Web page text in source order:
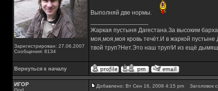
Зарегистрирован: 27.06.2007
Сообщения: 8134
Выполняй две нормы.
Жаркая пустыня Дагестана.За высоким
моя,моя,моя кровь течёт.И в жаркой
твой труп?Нет.Это наш труп!И из ещё
Вернуться к началу
ИГОР
God
Добавлено: Вт Сен 16, 2008 4:15 pm Заголовок